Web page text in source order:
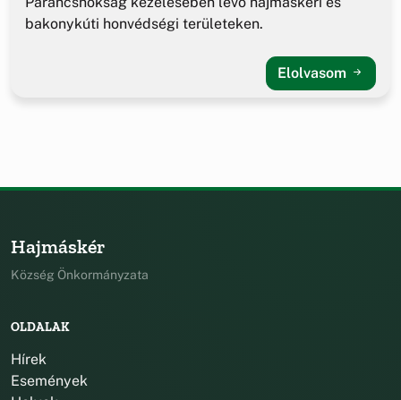
bakonykúti honvédségi területeken.
Elolvasom
Hajmáskér
Község Önkormányzata
OLDALAK
Hírek
Események